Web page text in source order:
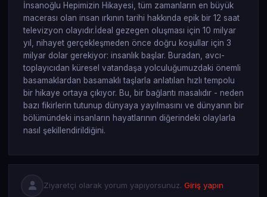
İnsanoğlu Hepimizin Hikayesi, tüm zamanların en büyük
macerası olan insan ırkının tarihi hakkında epik bir 12 saat
televizyon olayıdır.İdeal gezegen oluşması için 10 milyar
yıl, nihayet gerçekleşmeden önce doğru koşullar için 3
milyar dolar gerekiyor: insanlık başlar. Buradan, avcı-
toplayıcıdan küresel vatandaşa yolculuğumuzdaki önemli
basamaklardan basamaklı taşlarla anlatılan hızlı tempolu
bir hikaye ortaya çıkıyor. Bu, bir bağlantı masalıdır - neden
bazı fikirlerin tutunup dünyaya yayılmasını ve dünyanın bir
bölümündeki insanların hayatlarının diğerindeki olaylarla
nasıl şekillendirildiğini.
Ziyaretçi olarak yorum yapıyorsunuz. Giriş yapın